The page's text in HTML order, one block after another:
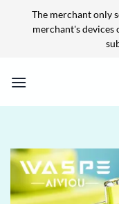
The merchant only
merchant's devices